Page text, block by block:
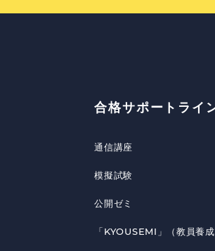
合格サポートライ
通信講座
模擬試験
公開ゼミ
「KYOUSEMI」（教員養成